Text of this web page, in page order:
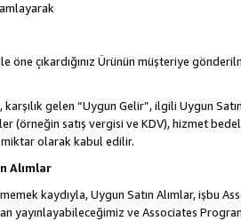
öne çıkardığınız Ürünün müşteriye
karşılık gelen “Uygun Gelir”, ilgili Uygun
(örneğin satış vergisi ve KDV), hizmet
olarak kabul edilir.
Alımlar
kaydıyla, Uygun Satın Alımlar, işbu
yayınlayabileceğimiz ve Associates